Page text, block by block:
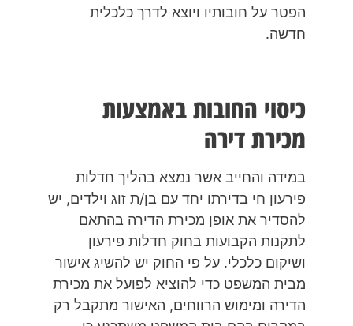
הפטר על חובותיו ויוצא לדרך כלכלית
חדשה.
כיסוי החובות באמצעות
מכירת דירה
במידה והחייב אשר נמצא בהליך חדלות
פירעון חי בדירתו יחד עם בן/ת זוג וילדים, יש
להסדיר את אופן מכירת הדירה בהתאם
לתקנות הקבועות בחוק חדלות פירעון
ושיקום כלכלי. על פי החוק יש להשיג אישור
מבית המשפט כדי להוציא לפועל את מכירת
הדירה ומימוש הרווחים, האישור מתקבל רק